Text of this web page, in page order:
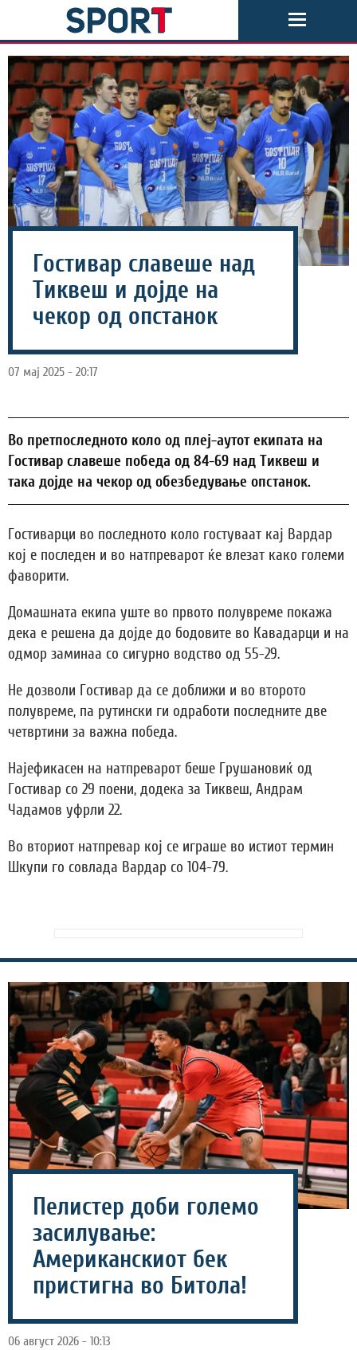
Гостивар славеше над
Тиквеш и дојде на
чекор од опстанок
07 мај 2025 - 20:17
Во претпоследното коло од плеј-аутот екипата на
Гостивар славеше победа од 84-69 над Тиквеш и
така дојде на чекор од обезбедување опстанок.
Гостиварци во последното коло гостуваат кај Вардар
кој е последен и во натпреварот ќе влезат како големи
фаворити.
Домашната екипа уште во првото полувреме покажа
дека е решена да дојде до бодовите во Кавадарци и на
одмор заминаа со сигурно водство од 55-29.
Не дозволи Гостивар да се доближи и во второто
полувреме, па рутински ги одработи последните две
четвртини за важна победа.
Најефикасен на натпреварот беше Грушановиќ од
Гостивар со 29 поени, додека за Тиквеш, Андрам
Чадамов уфрли 22.
Во вториот натпревар кој се играше во истиот термин
Шкупи го совлада Вардар со 104-79.
Пелистер доби големо
засилување:
Американскиот бек
пристигна во Битола!
06 август 2026 - 10:13